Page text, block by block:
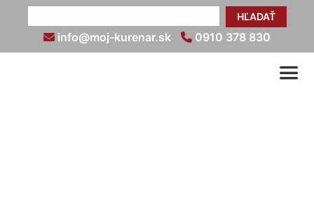
HĽADAŤ
info@moj-kurenar.sk 0910 378 830